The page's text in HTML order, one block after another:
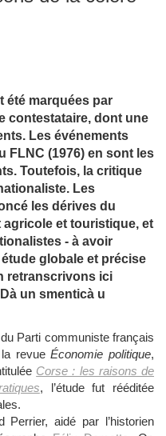
été marquées par
contestataire, dont une
Les événements
FLNC (1976) en sont les
Toutefois, la critique
Les
les dérives du
et touristique, et
- à avoir
globale et précise
retranscrivons ici
un smenticà u
Parti communiste français
la revueÉconomie politique,
Corse : les raisons de
, l’étude fut rééditée
Perrier, aidé par l’historien